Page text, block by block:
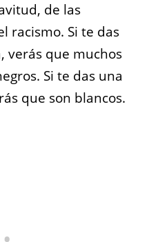
de las
racismo. Si te das
verás que muchos
Si te das una
que son blancos.